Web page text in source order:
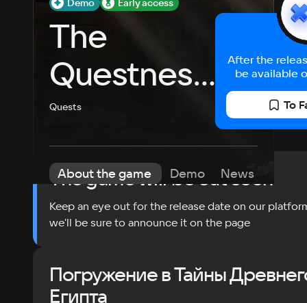
Demo Early access
The
Questness:
Light of Ra
Quests
After the
be available
To
About the game Demo News
The game will be out soon
Keep an eye out for the release date on our
we'll be sure to announce it on the page
Погружение в Тайны
Египта